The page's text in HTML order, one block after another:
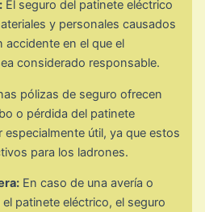
El seguro del patinete eléctrico
y personales causados
accidente en el que el
considerado responsable.
pólizas de seguro ofrecen
o pérdida del patinete
especialmente útil, ya que estos
para los ladrones.
En caso de una avería o
patinete eléctrico, el seguro